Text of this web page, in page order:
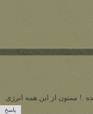
.! ممنون از این همه انرژی
پاسخ